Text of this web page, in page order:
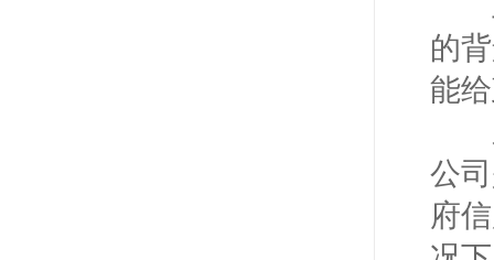
的
能
公
府